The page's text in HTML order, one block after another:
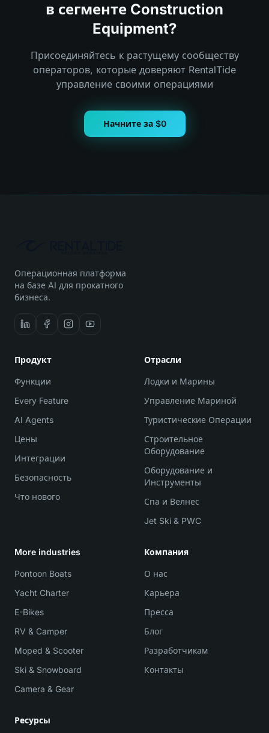
в сегменте Construction
Equipment?
Присоединяйтесь к растущему сообществу
операторов, которые доверяют RentalTide
управление своими операциями
Начните за $0
Операционная платформа
на базе AI для прокатного
бизнеса.
Продукт
Функции
Every Feature
AI Agents
Цены
Интеграции
Безопасность
Что нового
Отрасли
Лодки и Марины
Управление Мариной
Туристические Операции
Строительное
Оборудование
Оборудование и
Инструменты
Спа и Велнес
Jet Ski & PWC
More industries
Pontoon Boats
Yacht Charter
E-Bikes
RV & Camper
Moped & Scooter
Ski & Snowboard
Camera & Gear
Компания
О нас
Карьера
Пресса
Блог
Разработчикам
Контакты
Ресурсы